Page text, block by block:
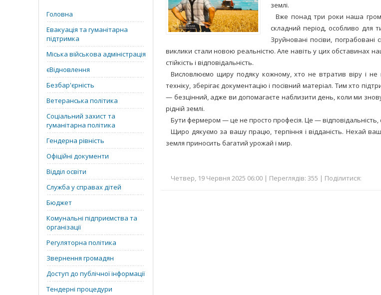
Головна
Евакуація та гуманітарна
підтримка
Міська військова адміністрація
єВідновлення
Безбар'єрність
Ветеранська політика
Соціальний захист та
гуманітарна політика
Гендерна рівність
Офіційні документи
Відділ освіти
Служба у справах дітей
Бюджет
Комунальні підприємства та
організації
Регуляторна політика
Звернення громадян
Доступ до публічної інформації
Тендерні процедури
землі.
Вже понад три роки наша
складний період, особливо для
Зруйновані посіви,
виклики стали новою реальністю. Але навіть у цих обставинах
стійкість і відповідальність.
Висловлюємо щиру подяку кожному, хто не втратив віру і
техніку, зберігає документацію і посівний матеріал. Тим хто
— безцінний, адже ви допомагаєте наблизити день, коли ми
рідній землі.
Бути фермером — це не просто професія. Це — відповідальність,
Щиро дякуємо за вашу працю, терпіння і відданість. Нехай
земля приносить багатий урожай і мир.
Четвер, 19 Червня 2025 06:00 | Переглядів: 355 | Поділитися: